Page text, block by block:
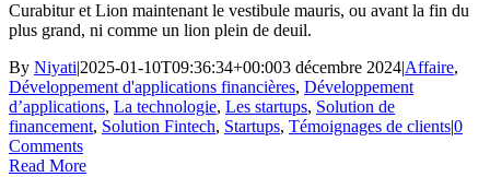
Curabitur et Lion maintenant le vestibule mauris, ou avant la fin du
plus grand, ni comme un lion plein de deuil.
By Niyati|2025-01-10T09:36:34+00:003 décembre 2024|Affaire,
Développement d'applications financières, Développement
d’applications, La technologie, Les startups, Solution de
financement, Solution Fintech, Startups, Témoignages de clients|0
Comments
Read More